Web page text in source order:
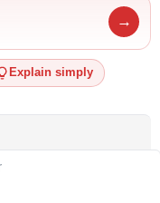
→
Explain simply